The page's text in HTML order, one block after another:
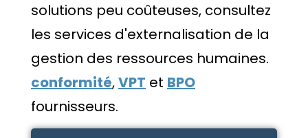
solutions peu coûteuses, consultez
les services d'externalisation de la
gestion des ressources humaines.
conformité,VPT et BPO
fournisseurs.